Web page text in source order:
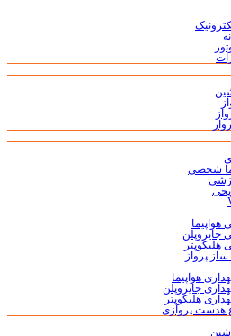
شخصی
هواپیما
جایروپلن
هلیکوپتر
پرواز
هواپیما
جایروپلن
هلیکوپتر
هدست پروازی